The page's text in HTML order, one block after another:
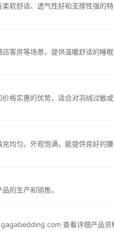
软舒适、透气性好和支撑性强的
客房等场景，提供温暖舒适的睡
格实惠的优势，适合对羽绒过敏
均匀，外观饱满，能提供良好的
的生产和销售。
查看详细产品资